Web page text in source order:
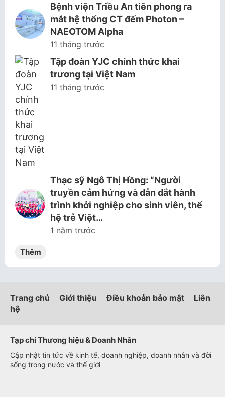
Bệnh viện Triều An tiên phong ra
mắt hệ thống CT đếm Photon –
NAEOTOM Alpha
11 tháng trước
Tập đoàn YJC chính thức khai
trương tại Việt Nam
11 tháng trước
Thạc sỹ Ngô Thị Hồng: “Người
truyền cảm hứng và dẫn dắt hành
trình khởi nghiệp cho sinh viên, thế
hệ trẻ Việt…
1 năm trước
Thêm
Trang chủ Giới thiệu Điều khoản bảo mật
Liên
hệ
Tạp chí Thương hiệu & Doanh Nhân
Cập nhật tin tức về kinh tế, doanh nghiệp, doanh nhân và đời
sống trong nước và thế giới